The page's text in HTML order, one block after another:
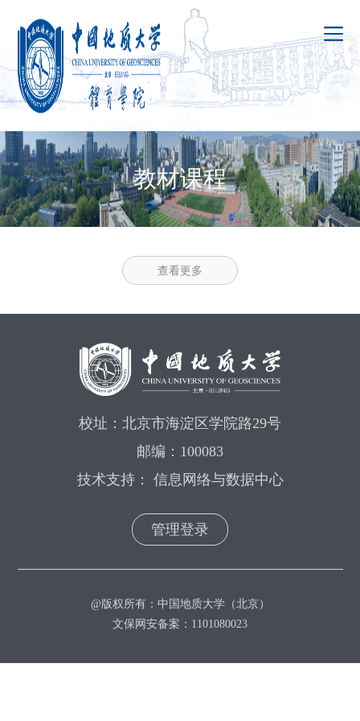
教材课程
查看更多
校址：北京市海淀区学院路29号
邮编：100083
技术支持： 信息网络与数据中心
管理登录
@版权所有：中国地质大学（北京）
文保网安备案：1101080023